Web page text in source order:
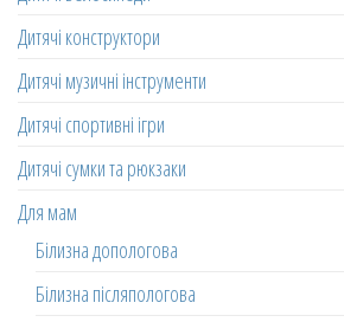
Дитячі конструктори
Дитячі музичні інструменти
Дитячі спортивні ігри
Дитячі сумки та рюкзаки
Для мам
Білизна допологова
Білизна післяпологова